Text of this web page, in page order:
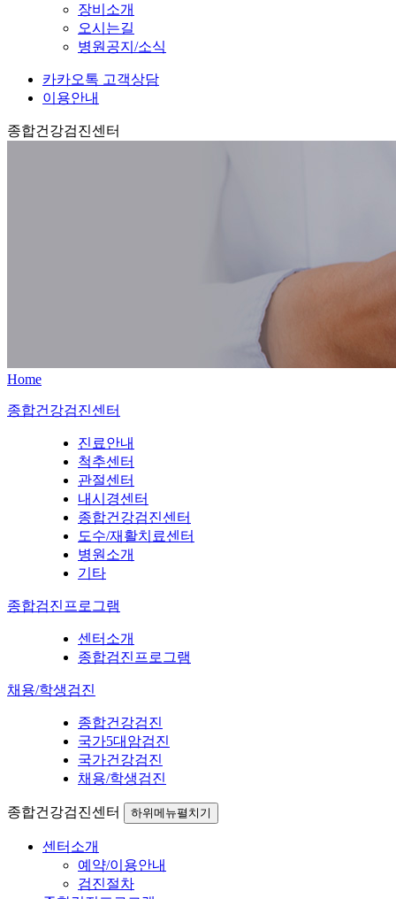
장비소개
오시는길
병원공지/소식
카카오톡 고객상담
이용안내
종합건강검진센터
Home
종합건강검진센터
진료안내
척추센터
관절센터
내시경센터
종합건강검진센터
도수/재활치료센터
병원소개
기타
종합검진프로그램
센터소개
종합검진프로그램
채용/학생검진
종합건강검진
국가5대암검진
국가건강검진
채용/학생검진
종합건강검진센터 하위메뉴펼치기
센터소개
예약/이용안내
검진절차